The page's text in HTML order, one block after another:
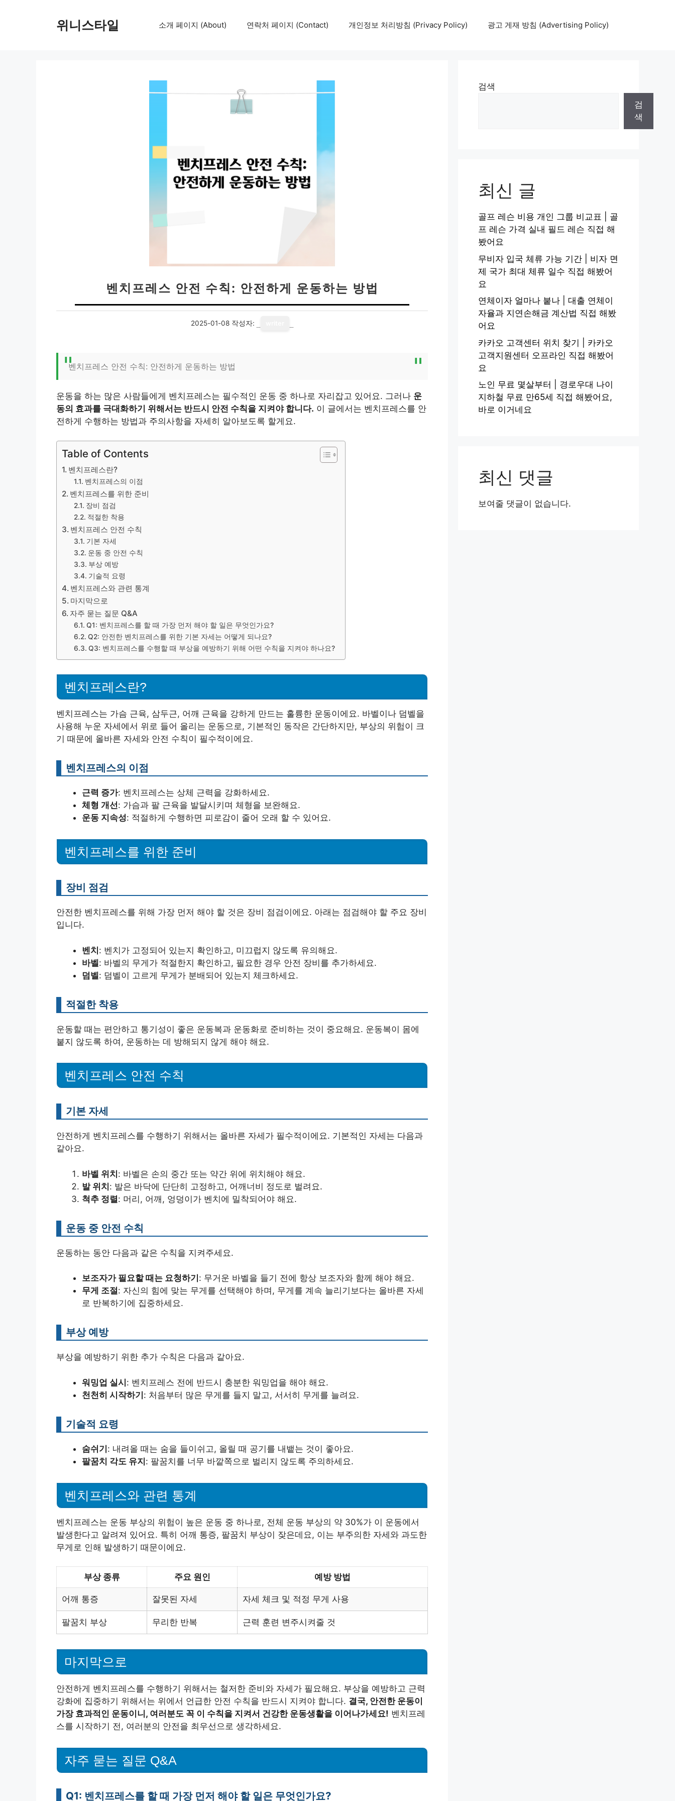
위니스타일 소개 페이지 (About) 연락처 페이지 (Contact) 개인정보 처리방침 (Privacy Policy) 광고 게재 방침 (Advertising Policy)
벤치프레스 안전 수칙: 안전하게 운동하는 방법
2025-01-08 작성자:
벤치프레스 안전 수칙: 안전하게 운동하는 방법
운동을 하는 많은 사람들에게 벤치프레스는 필수적인 운동 중 하나로 자리잡고 있어요. 그러나 운
동의 효과를 극대화하기 위해서는 반드시 안전 수칙을 지켜야 합니다. 이 글에서는 벤치프레스를 안
전하게 수행하는 방법과 주의사항을 자세히 알아보도록 할게요.
Table of Contents
벤치프레스란?
벤치프레스의 이점
벤치프레스를 위한 준비
장비 점검
적절한 착용
벤치프레스 안전 수칙
기본 자세
운동 중 안전 수칙
부상 예방
기술적 요령
벤치프레스와 관련 통계
마지막으로
자주 묻는 질문 Q&A
Q1: 벤치프레스를 할 때 가장 먼저 해야 할 일은 무엇인가요?
Q2: 안전한 벤치프레스를 위한 기본 자세는 어떻게 되나요?
Q3: 벤치프레스를 수행할 때 부상을 예방하기 위해 어떤 수칙을 지켜야 하나요?
벤치프레스란?
벤치프레스는 가슴 근육, 삼두근, 어깨 근육을 강하게 만드는 훌륭한 운동이에요. 바벨이나 덤벨을
사용해 누운 자세에서 위로 들어 올리는 운동으로, 기본적인 동작은 간단하지만, 부상의 위험이 크
기 때문에 올바른 자세와 안전 수칙이 필수적이에요.
벤치프레스의 이점
근력 증가: 벤치프레스는 상체 근력을 강화하세요.
체형 개선: 가슴과 팔 근육을 발달시키며 체형을 보완해요.
운동 지속성: 적절하게 수행하면 피로감이 줄어 오래 할 수 있어요.
벤치프레스를 위한 준비
장비 점검
안전한 벤치프레스를 위해 가장 먼저 해야 할 것은 장비 점검이에요. 아래는 점검해야 할 주요 장비
입니다.
벤치: 벤치가 고정되어 있는지 확인하고, 미끄럽지 않도록 유의해요.
바벨: 바벨의 무게가 적절한지 확인하고, 필요한 경우 안전 장비를 추가하세요.
덤벨: 덤벨이 고르게 무게가 분배되어 있는지 체크하세요.
적절한 착용
운동할 때는 편안하고 통기성이 좋은 운동복과 운동화로 준비하는 것이 중요해요. 운동복이 몸에
붙지 않도록 하여, 운동하는 데 방해되지 않게 해야 해요.
벤치프레스 안전 수칙
기본 자세
안전하게 벤치프레스를 수행하기 위해서는 올바른 자세가 필수적이에요. 기본적인 자세는 다음과
같아요.
바벨 위치: 바벨은 손의 중간 또는 약간 위에 위치해야 해요.
발 위치: 발은 바닥에 단단히 고정하고, 어깨너비 정도로 벌려요.
척추 정렬: 머리, 어깨, 엉덩이가 벤치에 밀착되어야 해요.
운동 중 안전 수칙
운동하는 동안 다음과 같은 수칙을 지켜주세요.
보조자가 필요할 때는 요청하기 : 무거운 바벨을 들기 전에 항상 보조자와 함께 해야 해요.
무게 조절: 자신의 힘에 맞는 무게를 선택해야 하며, 무게를 계속 늘리기보다는 올바른 자세
로 반복하기에 집중하세요.
부상 예방
부상을 예방하기 위한 추가 수칙은 다음과 같아요.
워밍업 실시: 벤치프레스 전에 반드시 충분한 워밍업을 해야 해요.
천천히 시작하기: 처음부터 많은 무게를 들지 말고, 서서히 무게를 늘려요.
기술적 요령
숨쉬기: 내려올 때는 숨을 들이쉬고, 올릴 때 공기를 내뱉는 것이 좋아요.
팔꿈치 각도 유지: 팔꿈치를 너무 바깥쪽으로 벌리지 않도록 주의하세요.
벤치프레스와 관련 통계
벤치프레스는 운동 부상의 위험이 높은 운동 중 하나로, 전체 운동 부상의 약 30%가 이 운동에서
발생한다고 알려져 있어요. 특히 어깨 통증, 팔꿈치 부상이 잦은데요, 이는 부주의한 자세와 과도한
무게로 인해 발생하기 때문이에요.
부상 종류 주요 원인 예방 방법
어깨 통증 잘못된 자세 자세 체크 및 적정 무게 사용
팔꿈치 부상 무리한 반복 근력 훈련 변주시켜줄 것
마지막으로
안전하게 벤치프레스를 수행하기 위해서는 철저한 준비와 자세가 필요해요. 부상을 예방하고 근력
강화에 집중하기 위해서는 위에서 언급한 안전 수칙을 반드시 지켜야 합니다. 결국, 안전한 운동이
가장 효과적인 운동이니, 여러분도 꼭 이 수칙을 지켜서 건강한 운동생활을 이어나가세요! 벤치프레
스를 시작하기 전, 여러분의 안전을 최우선으로 생각하세요.
자주 묻는 질문 Q&A
Q1: 벤치프레스를 할 때 가장 먼저 해야 할 일은 무엇인가요?
검색
검
색
최신 글
골프 레슨 비용 개인 그룹 비교표 | 골
프 레슨 가격 실내 필드 레슨 직접 해
봤어요
무비자 입국 체류 가능 기간 | 비자 면
제 국가 최대 체류 일수 직접 해봤어
요
연체이자 얼마나 붙나 | 대출 연체이
자율과 지연손해금 계산법 직접 해봤
어요
카카오 고객센터 위치 찾기 | 카카오
고객지원센터 오프라인 직접 해봤어
요
노인 무료 몇살부터 | 경로우대 나이
지하철 무료 만65세 직접 해봤어요,
바로 이거네요
최신 댓글
보여줄 댓글이 없습니다.